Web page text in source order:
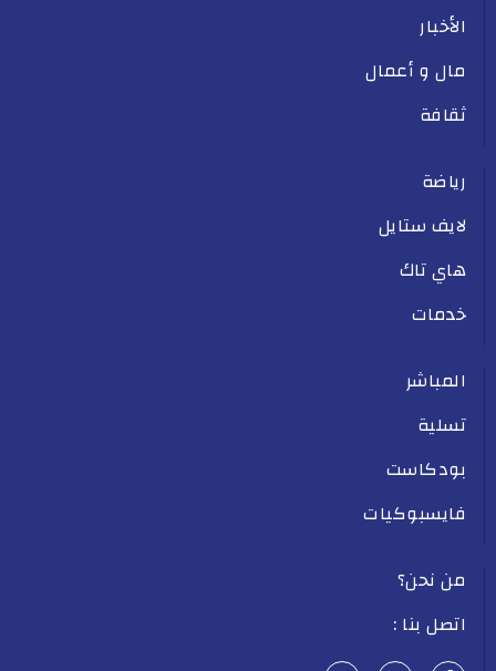
الأخبار
مال و أعمال
ثقافة
رياضة
لايف ستايل
هاي تاك
خدمات
المباشر
تسلية
بودكاست
فايسبوكيات
من نحن؟
اتصل بنا :